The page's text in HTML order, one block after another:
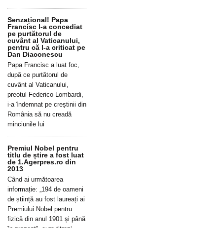
Senzațional! Papa
Francisc l-a concediat
pe purtătorul de
cuvânt al Vaticanului,
pentru că l-a criticat pe
Dan Diaconescu
Papa Francisc a luat foc,
după ce purtătorul de
cuvânt al Vaticanului,
preotul Federico Lombardi,
i-a îndemnat pe creștinii din
România să nu creadă
minciunile lui
Premiul Nobel pentru
titlu de știre a fost luat
de 1.Agerpres.ro din
2013
Când ai următoarea
informație: „194 de oameni
de știință au fost laureați ai
Premiului Nobel pentru
fizică din anul 1901 și până